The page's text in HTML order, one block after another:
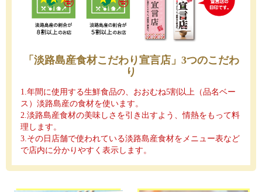
「淡路島産食材こだわり宣言店」3つのこだわ
り
1.年間に使用する生鮮食品の、おおむね5割以上（品名ベー
ス）淡路島産の食材を使います。
2.淡路島産食材の美味しさを引き出すよう、情熱をもって料
理します。
3.その日店舗で使われている淡路島産食材をメニュー表など
で店内に分かりやすく表示します。